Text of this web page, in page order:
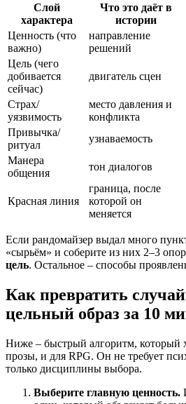
Слой
характера
Что это даёт в
истории
Ценность (что
важно)
направление
решений
Цель (чего
добивается
сейчас)
двигатель сцен
Страх/
уязвимость
место давления и
конфликта
Привычка/
ритуал
узнаваемость
Манера
общения
тон диалогов
Красная линия
граница, после
которой он
меняется
Если рандомайзер выдал много
«сырьём» и соберите из них 2–3
цель. Остальное – способы
Как превратить
цельный образ за 10
Ниже – быстрый алгоритм, который
прозы, и для RPG. Он не требует
только дисциплины выбора.
Выберите главную ценность.